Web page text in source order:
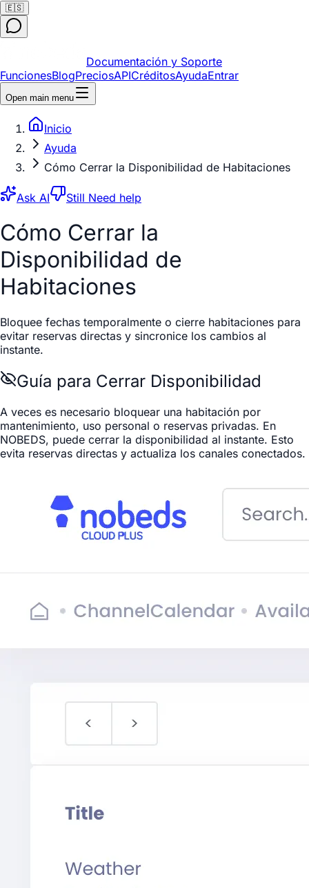
🇪🇸
Documentación y Soporte
FuncionesBlogPreciosAPICréditosAyudaEntrar
Open main menu
Inicio
Ayuda
Cómo Cerrar la Disponibilidad de Habitaciones
Ask AI Still Need help
Cómo Cerrar la
Disponibilidad de
Habitaciones
Bloquee fechas temporalmente o cierre habitaciones para
evitar reservas directas y sincronice los cambios al
instante.
Guía para Cerrar Disponibilidad
A veces es necesario bloquear una habitación por
mantenimiento, uso personal o reservas privadas. En
NOBEDS, puede cerrar la disponibilidad al instante. Esto
evita reservas directas y actualiza los canales conectados.